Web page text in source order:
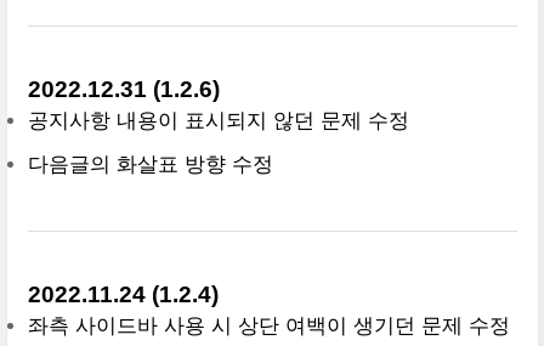
2022.12.31 (1.2.6)
공지사항 내용이 표시되지 않던 문제 수정
다음글의 화살표 방향 수정
2022.11.24 (1.2.4)
좌측 사이드바 사용 시 상단 여백이 생기던 문제 수정